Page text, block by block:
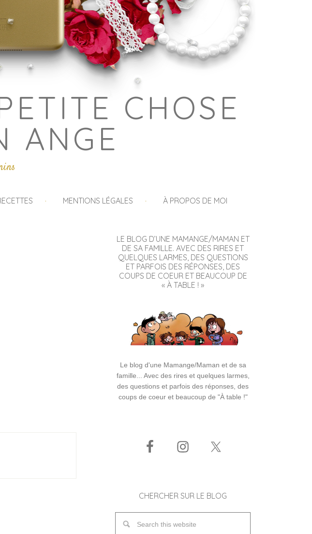
CHOSE
ANGE
MENTIONS LÉGALES À PROPOS DE MOI
LE BLOG D’UNE MAMANGE/MAMAN ET
DE SA FAMILLE. AVEC DES RIRES ET
QUELQUES LARMES, DES QUESTIONS
ET PARFOIS DES RÉPONSES, DES
COUPS DE COEUR ET BEAUCOUP DE
« À TABLE ! »
Le blog d'une Mamange/Maman et de sa
famille... Avec des rires et quelques larmes,
des questions et parfois des réponses, des
coups de coeur et beaucoup de "À table !"
CHERCHER SUR LE BLOG